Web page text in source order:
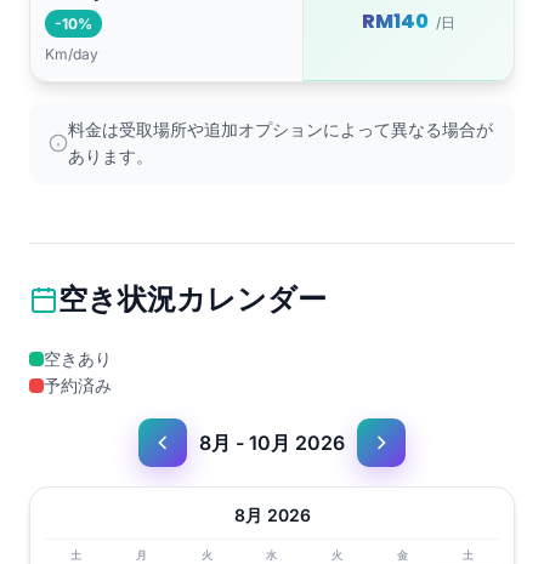
-10%
Km/day
RM140 /日
料金は受取場所や追加オプションによって異なる場合が
あります。
空き状況カレンダー
空きあり
予約済み
8月 - 10月 2026
8月 2026
土 月 火 水 火 金 土